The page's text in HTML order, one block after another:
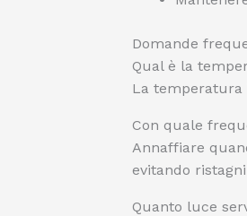
Domande
Qual è la
La temperatura
Con quale
Annaffiare
evitando ristagni
Quanto luce